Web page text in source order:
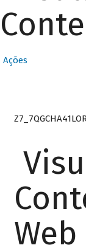
Ações
Web